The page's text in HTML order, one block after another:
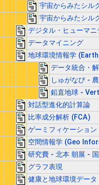
宇宙からみたシル
宇宙からみたシル
デジタル・ヒューマ
データマイニング
地球環境情報学
データ統合・
しゅがなび -
鉛直地球 -
対話型進化的計算論
比率成分解析 (FCA)
ゲーミフィケーション
空間情報学 (Geo
研究費 - 北本 朝展 -
グラフ表現
健康と地球環境データ